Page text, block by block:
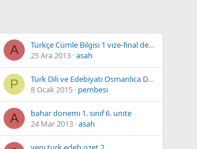
A
Türkçe Cümle Bilgisi 1 vıze-fınal ders notları
25 Ara 2013 asah
P
Türk Dili ve Edebiyatı Osmanlıca Ders Videoları
8 Ocak 2015 pembesi
A
bahar donemı 1. sınıf 6. unıte
24 Mar 2013 asah